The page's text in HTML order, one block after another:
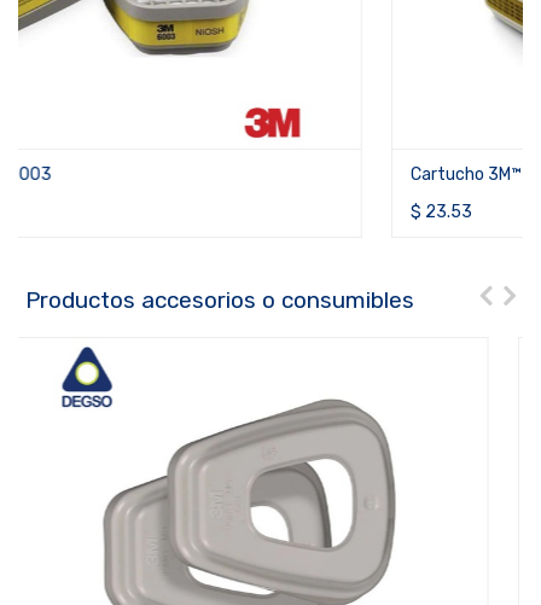
Cartucho 3M™ 6006
Productos accesorios o consumibles